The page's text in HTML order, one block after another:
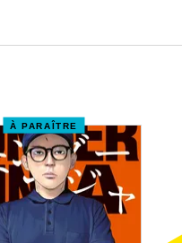
À PARAÎTRE